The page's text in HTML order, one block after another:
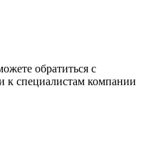
обратиться с
специалистам компании